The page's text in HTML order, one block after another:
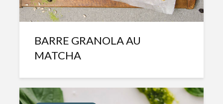
BARRE GRANOLA AU
MATCHA